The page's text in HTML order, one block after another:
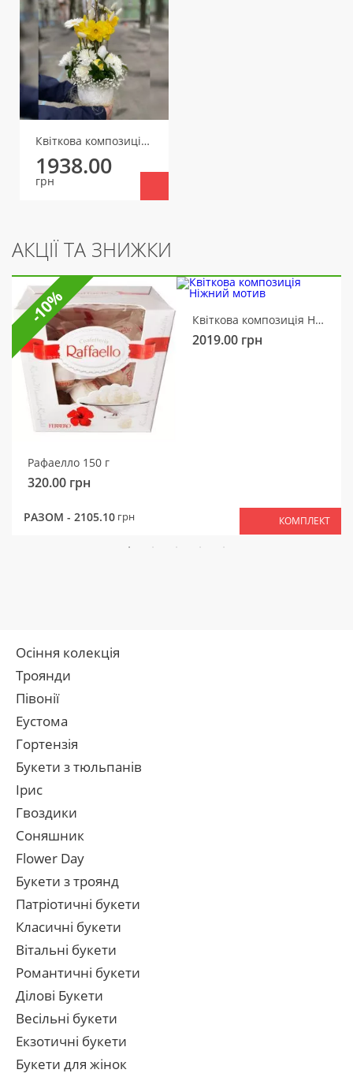
Квіткова композиція Великодній настрій
1938.00
грн
АКЦІЇ ТА ЗНИЖКИ
Рафаелло 150 г
320.00 грн
Квіткова композиція Ніжний мотив
2019.00 грн
РАЗОМ - 2105.10 грн КОМПЛЕКТ
-10%
Осіння колекція
Троянди
Півонії
Еустома
Гортензія
Букети з тюльпанів
Ірис
Гвоздики
Соняшник
Flower Day
Букети з троянд
Патріотичні букети
Класичні букети
Вітальні букети
Романтичні букети
Ділові Букети
Весільні букети
Екзотичні букети
Букети для жінок